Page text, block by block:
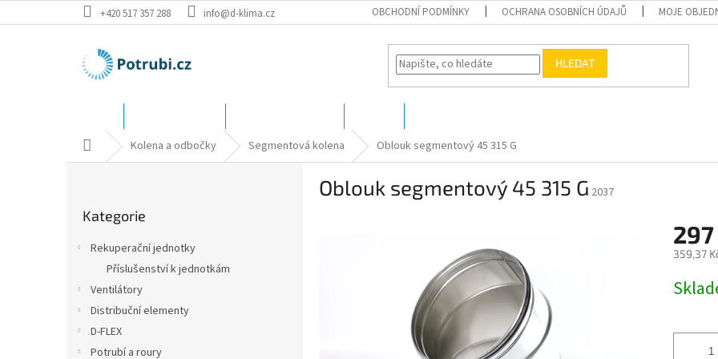
na
+420 517 357 288 info@d-klima.cz OBCHODNÍ PODMÍNKY OCHRANA OSOBNÍCH ÚDAJŮ MOJE
HLEDAT
Domů Kolena a odbočky Segmentová kolena Oblouk segmentový 45 315 G
kategorie
Kategorie
Rekuperační jednotky
Příslušenství k jednotkám
Ventilátory
Distribuční elementy
D-FLEX
Potrubí a roury
Oblouk segmentový 45 315 G 2037
297
359,37
cena: